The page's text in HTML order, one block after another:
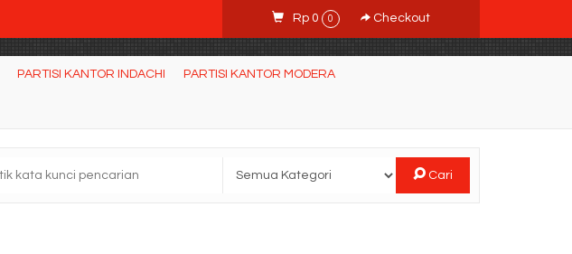
Rp 0 0 Checkout
PARTISI KANTOR INDACHI PARTISI KANTOR MODERA
Cari